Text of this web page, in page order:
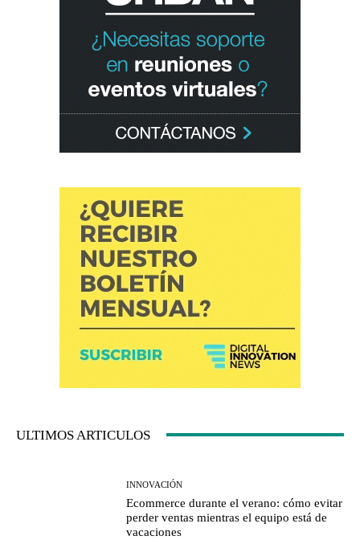
ULTIMOS ARTICULOS
INNOVACIÓN
Ecommerce durante el verano: cómo evitar
perder ventas mientras el equipo está de
vacaciones